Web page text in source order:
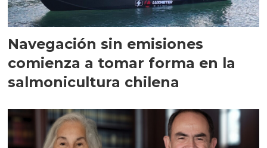
Navegación sin emisiones
comienza a tomar forma en la
salmonicultura chilena